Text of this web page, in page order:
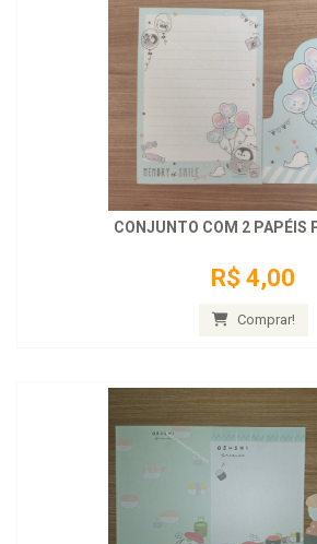
CONJUNTO COM 2 PAPÉIS
R$ 4,00
Comprar!